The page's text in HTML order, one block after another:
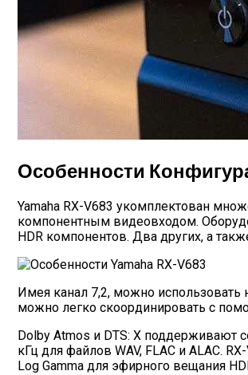
Барнхаусы:
DAS WD My Book Duo:
Особенности
Yamaha RX-V683 укомплектован
компонентным видеовходом.
HDR компонентов. Два других, а
Имея канал 7,2, можно использовать
можно легко скоординировать с
Dolby Atmos и DTS: X поддерживают
кГц для файлов WAV, FLAC и ALAC.
Log Gamma для эфирного вещания